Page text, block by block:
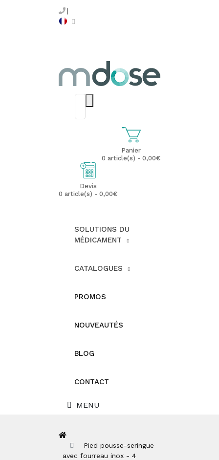
Panier
0 article(s) - 0,00€
Devis
0 article(s) - 0,00€
SOLUTIONS DU
MÉDICAMENT
CATALOGUES
PROMOS
NOUVEAUTÉS
BLOG
CONTACT
MENU
Pied pousse-seringue
avec fourreau inox - 4